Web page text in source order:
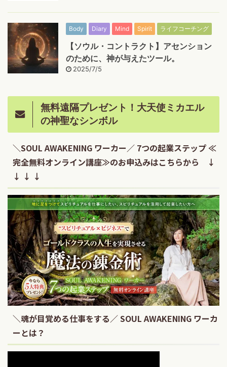
Body Diary Mind Spirit ライフコーチング
【ソウル・コントラクト】アセンション
のために、神が与えたツール。
2025/7/5
無料遠隔プレゼント！大天使ミカエル
の神聖なシンボル
＼SOUL AWAKENING ワーカー／ 7つの起業ステップ ≪
完全無料オンライン講座≫のお申込みはこちらから ↓
↓ ↓ ↓
＼魂が目覚める仕事をする／ SOUL AWAKENING ワーカ
ーとは？